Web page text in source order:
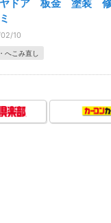
ヤドア 板金 塗装
10
へこみ直し